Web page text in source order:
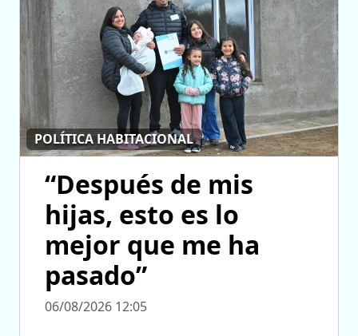
POLÍTICA HABITACIONAL
“Después de mis
hijas, esto es lo
mejor que me ha
pasado”
06/08/2026 12:05